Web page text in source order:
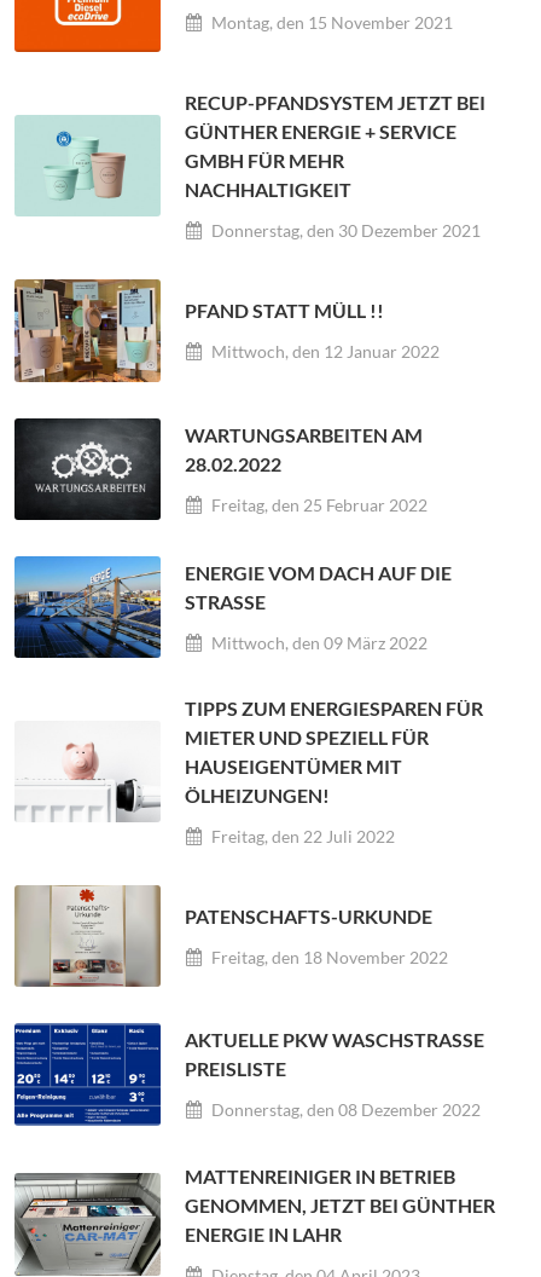
Montag, den 15 November 2021
RECUP-PFANDSYSTEM JETZT BEI
GÜNTHER ENERGIE + SERVICE
GMBH FÜR MEHR
NACHHALTIGKEIT
Donnerstag, den 30 Dezember 2021
PFAND STATT MÜLL !!
Mittwoch, den 12 Januar 2022
WARTUNGSARBEITEN AM
28.02.2022
Freitag, den 25 Februar 2022
ENERGIE VOM DACH AUF DIE
STRASSE
Mittwoch, den 09 März 2022
TIPPS ZUM ENERGIESPAREN FÜR
MIETER UND SPEZIELL FÜR
HAUSEIGENTÜMER MIT
ÖLHEIZUNGEN!
Freitag, den 22 Juli 2022
PATENSCHAFTS-URKUNDE
Freitag, den 18 November 2022
AKTUELLE PKW WASCHSTRASSE P
REISLISTE
Donnerstag, den 08 Dezember 2022
MATTENREINIGER IN BETRIEB
GENOMMEN, JETZT BEI GÜNTHER
ENERGIE IN LAHR